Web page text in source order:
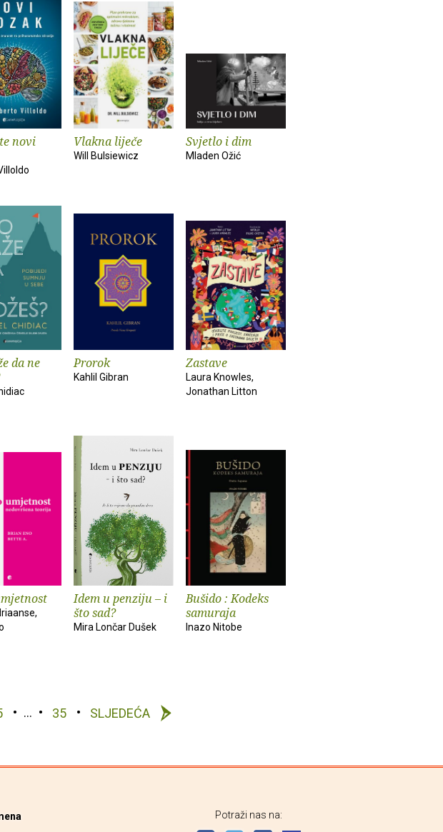
novi
Vlakna liječe
Will Bulsiewicz
Svjetlo i dim
Mladen Ožić
da ne
Prorok
Kahlil Gibran
Zastave
Laura Knowles,
Jonathan Litton
Idem u penziju – i
što sad?
Mira Lončar Dušek
Bušido : Kodeks
samuraja
Inazo Nitobe
… 35 SLJEDEĆA
Potraži nas na: